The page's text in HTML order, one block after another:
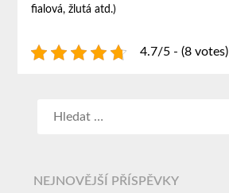
fialová, žlutá atd.)
4.7/5 - (8 votes)
NEJNOVĚJŠÍ PŘÍSPĚVKY